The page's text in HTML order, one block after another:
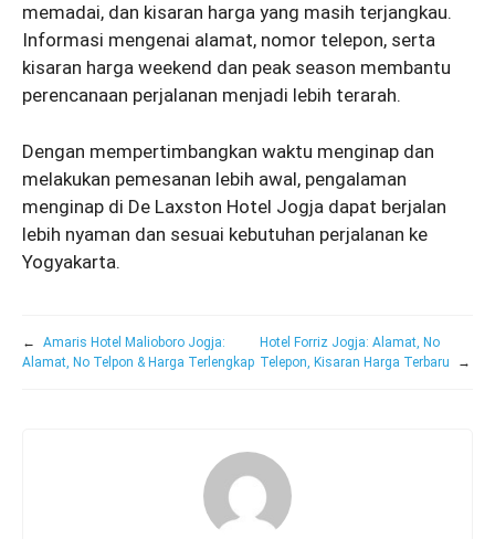
memadai, dan kisaran harga yang masih terjangkau.
Informasi mengenai alamat, nomor telepon, serta
kisaran harga weekend dan peak season membantu
perencanaan perjalanan menjadi lebih terarah.
Dengan mempertimbangkan waktu menginap dan
melakukan pemesanan lebih awal, pengalaman
menginap di De Laxston Hotel Jogja dapat berjalan
lebih nyaman dan sesuai kebutuhan perjalanan ke
Yogyakarta.
←
Amaris Hotel Malioboro Jogja:
Alamat, No Telpon & Harga Terlengkap
Hotel Forriz Jogja: Alamat, No
Telepon, Kisaran Harga Terbaru
→